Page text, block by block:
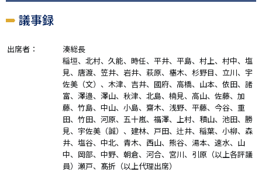
議事録
出席者：
湊総長
稲垣、北村、久能、時任、平井、平島、村上、村中、塩
見、唐渡、笠井、岩井、萩原、椹木、杉野目、立川、宇
佐美（文）、木津、吉井、國府、高橋、山本、依田、諸
富、澤邉、澤山、秋津、北島、楠見、高山、佐藤、加
藤、竹島、中山、小島、齋木、浅野、平藤、今谷、重
田、竹田、河原、五十嵐、福澤、上村、積山、池田、勝
見、宇佐美（誠）、建林、戸田、辻井、稲葉、小柳、森
井、塩谷、中北、青木、西山、熊谷、湯本、速水、山
中、岡部、中野、朝倉、河合、宮川、引原（以上各評議
員）瀬戸、髙折（以上代理出席）